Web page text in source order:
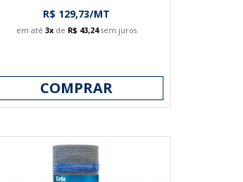
R$ 129,73/MT
em até 3xde R$ 43,24sem juros
COMPRAR